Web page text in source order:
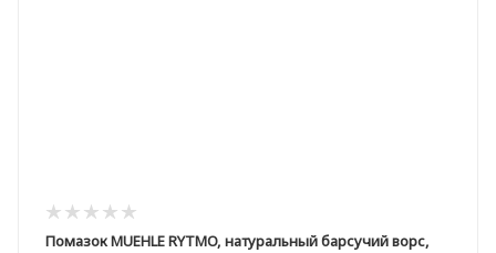
Помазок MUEHLE RYTMO, натуральный барсучий ворс,